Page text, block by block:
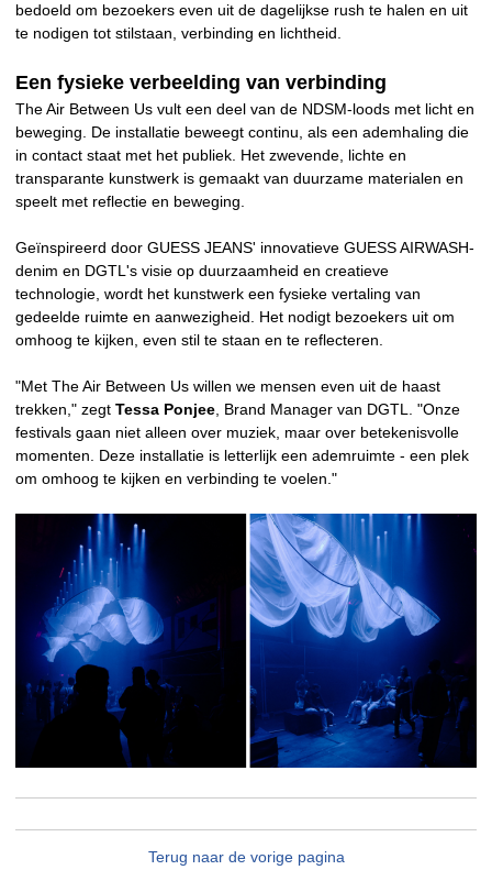
bedoeld om bezoekers even uit de dagelijkse rush te halen en uit
te nodigen tot stilstaan, verbinding en lichtheid.
Een fysieke verbeelding van verbinding
The Air Between Us vult een deel van de NDSM-loods met licht en
beweging. De installatie beweegt continu, als een ademhaling die
in contact staat met het publiek. Het zwevende, lichte en
transparante kunstwerk is gemaakt van duurzame materialen en
speelt met reflectie en beweging.
Geïnspireerd door GUESS JEANS' innovatieve GUESS AIRWASH-
denim en DGTL's visie op duurzaamheid en creatieve
technologie, wordt het kunstwerk een fysieke vertaling van
gedeelde ruimte en aanwezigheid. Het nodigt bezoekers uit om
omhoog te kijken, even stil te staan en te reflecteren.
"Met The Air Between Us willen we mensen even uit de haast
trekken," zegt Tessa Ponjee , Brand Manager van DGTL. "Onze
festivals gaan niet alleen over muziek, maar over betekenisvolle
momenten. Deze installatie is letterlijk een ademruimte - een plek
om omhoog te kijken en verbinding te voelen."
Terug naar de vorige pagina